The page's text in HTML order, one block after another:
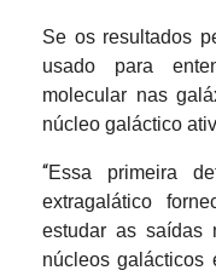
Se os resultados
usado para
molecular nas
núcleo galáctico
“Essa primeira
extragalático
estudar as saídas
núcleos galácticos